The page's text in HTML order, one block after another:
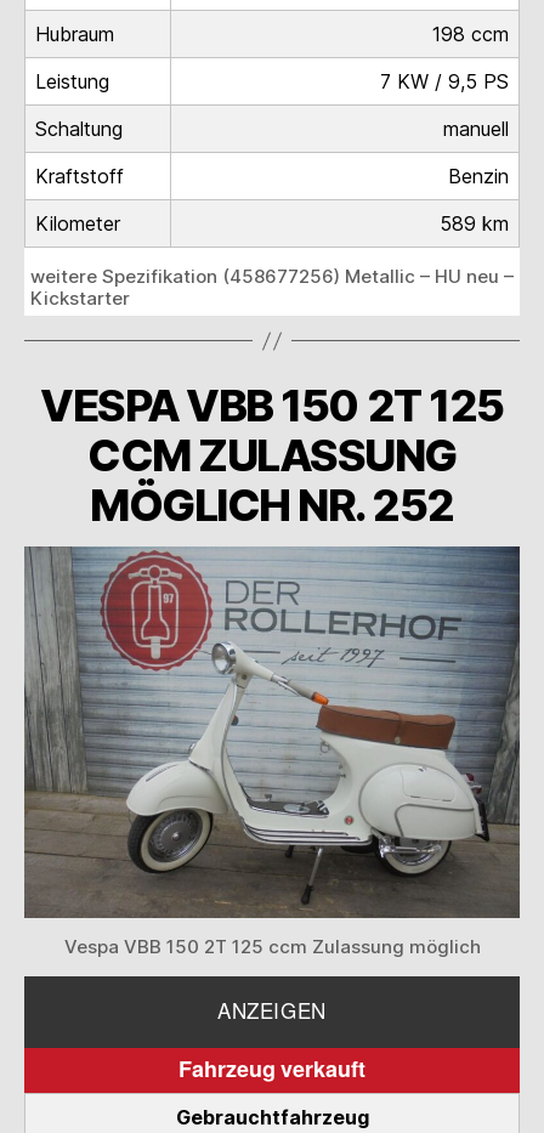
Hubraum
198 ccm
Leistung
7 KW / 9,5 PS
Schaltung
manuell
Kraftstoff
Benzin
Kilometer
589 km
weitere Spezifikation (458677256) Metallic – HU neu –
Kickstarter
VESPA VBB 150 2T 125
CCM ZULASSUNG
MÖGLICH NR. 252
Vespa VBB 150 2T 125 ccm Zulassung möglich
ANZEIGEN
Fahrzeug verkauft
Gebrauchtfahrzeug